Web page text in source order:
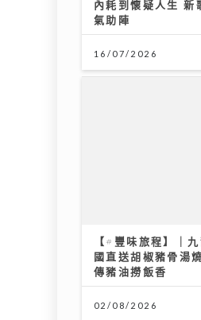
16/07/2026
傳豬油撈飯香
02/08/2026